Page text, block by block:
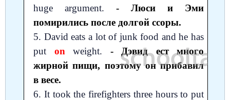
huge argument.- Люси и Эми
помирились после долгой ссоры.
5. David eats a lot of junk food and he has
put on weight. - Дэвид ест много
жирной пищи, поэтому он прибавил
в весе.
6. It took the firefighters three hours to put